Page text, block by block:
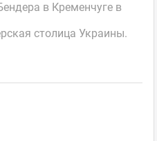
в Кременчуге в
столица Украины.